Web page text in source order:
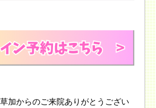
加からのご来院ありがとうござい